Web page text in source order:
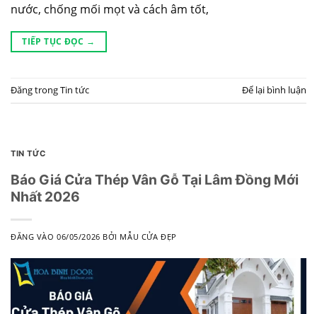
nước, chống mối mọt và cách âm tốt,
TIẾP TỤC ĐỌC →
Đăng trongTin tức Để lại bình luận
TIN TỨC
Báo Giá Cửa Thép Vân Gỗ Tại Lâm Đồng Mới
Nhất 2026
ĐĂNG VÀO06/05/2026 BỞI MẪU CỬA ĐẸP